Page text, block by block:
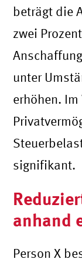
beträgt die
zwei
unter
erhöhen.
signifikant.
anhand
Person X